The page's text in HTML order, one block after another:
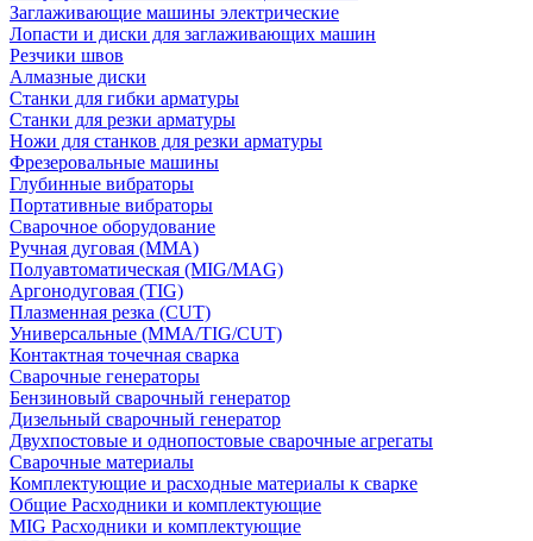
Заглаживающие машины электрические
Лопасти и диски для заглаживающих машин
Резчики швов
Алмазные диски
Станки для гибки арматуры
Станки для резки арматуры
Ножи для станков для резки арматуры
Фрезеровальные машины
Глубинные вибраторы
Портативные вибраторы
Сварочное оборудование
Ручная дуговая (MMA)
Полуавтоматическая (MIG/MAG)
Аргонодуговая (TIG)
Плазменная резка (CUT)
Универсальные (MMA/TIG/CUT)
Контактная точечная сварка
Сварочные генераторы
Бензиновый сварочный генератор
Дизельный сварочный генератор
Двухпостовые и однопостовые сварочные агрегаты
Сварочные материалы
Комплектующие и расходные материалы к сварке
Общие Расходники и комплектующие
MIG Расходники и комплектующие